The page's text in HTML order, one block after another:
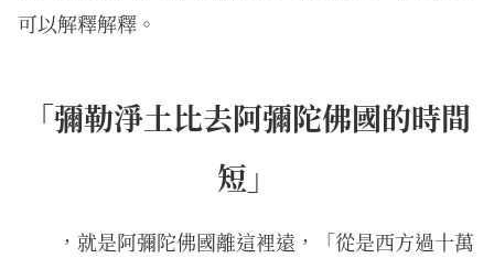
可以解釋解釋。
「彌勒淨土比去阿彌陀佛國的時間
短」
，就是阿彌陀佛國離這裡遠，「從是西方過十萬